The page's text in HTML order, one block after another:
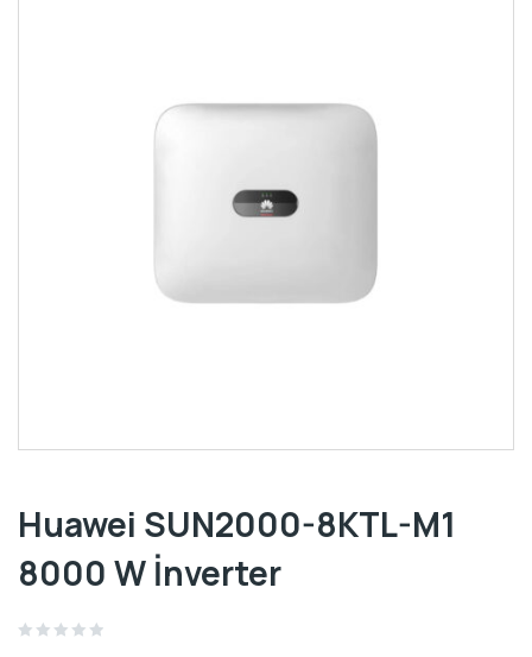
Huawei SUN2000-8KTL-M1
8000 W İnverter